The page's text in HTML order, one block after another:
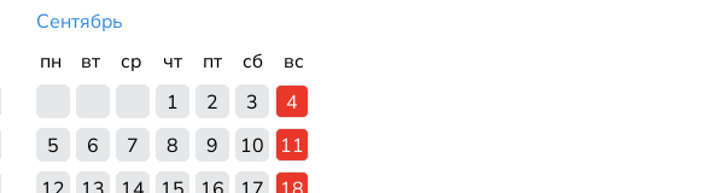
Сентябрь
пн
вт ср чт пт сб
вс
1
2 3
4
5
6 7 8 9 10
11